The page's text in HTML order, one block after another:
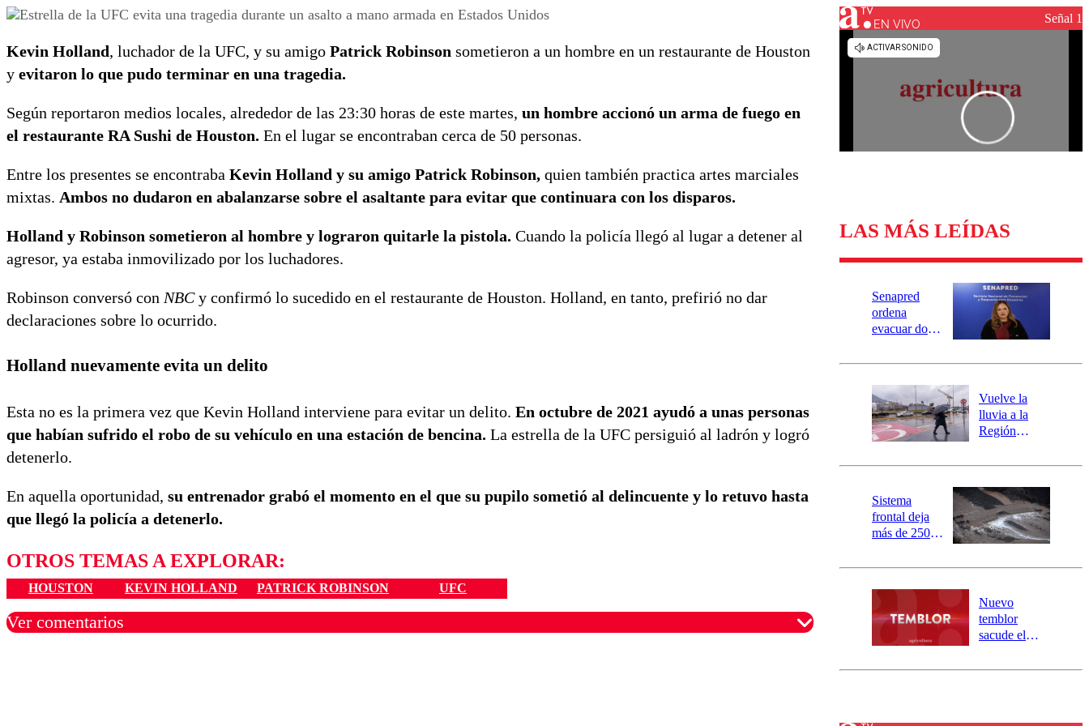
Universidad de Chile
Sustentabilidad
Kevin Holland, luchador de la UFC, y su amigo Patrick Robinson sometieron a un hombre en un restaurante de Houston
y evitaron lo que pudo terminar en una tragedia.
Según reportaron medios locales, alrededor de las 23:30 horas de este martes, un hombre accionó un arma de fuego en
el restaurante RA Sushi de Houston. En el lugar se encontraban cerca de 50 personas.
Entre los presentes se encontraba Kevin Holland y su amigo Patrick Robinson, quien también practica artes marciales
mixtas. Ambos no dudaron en abalanzarse sobre el asaltante para evitar que continuara con los disparos.
Holland y Robinson sometieron al hombre y lograron quitarle la pistola. Cuando la policía llegó al lugar a detener al
agresor, ya estaba inmovilizado por los luchadores.
Robinson conversó con NBCy confirmó lo sucedido en el restaurante de Houston. Holland, en tanto, prefirió no dar
declaraciones sobre lo ocurrido.
Holland nuevamente evita un delito
Esta no es la primera vez que Kevin Holland interviene para evitar un delito. En octubre de 2021 ayudó a unas personas
que habían sufrido el robo de su vehículo en una estación de bencina. La estrella de la UFC persiguió al ladrón y logró
detenerlo.
En aquella oportunidad, su entrenador grabó el momento en el que su pupilo sometió al delincuente y lo retuvo hasta
que llegó la policía a detenerlo.
OTROS TEMAS A EXPLORAR:
HOUSTON KEVIN HOLLAND PATRICK ROBINSON UFC
Ver comentarios
EN VIVO Señal 1
LAS MÁS LEÍDAS
Senapred
ordena
evacuar dos
Carahue por
río Damas:
activa
mensajería
SAE
Vuelve la
lluvia a la
Región
este es el
la DMC para
este viernes
Sistema
frontal deja
más de 250
y 317
aisladas entre
Valparaíso y
Los Ríos
Nuevo
temblor
sacude el
revisa la